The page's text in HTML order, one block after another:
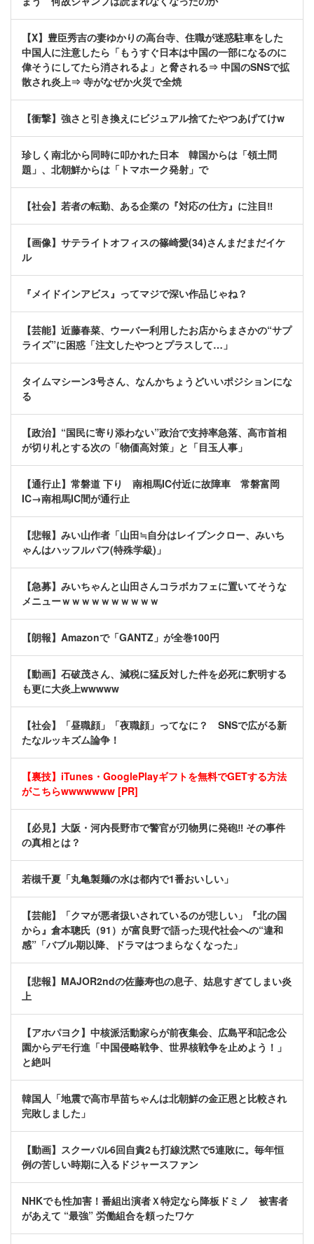
【X】豊臣秀吉の妻ゆかりの高台寺、住職が迷惑駐車をした
中国人に注意したら「もうすぐ日本は中国の一部になるのに
偉そうにしてたら消されるよ」と脅される⇒ 中国のSNSで拡
散され炎上⇒ 寺がなぜか火災で全焼
【衝撃】強さと引き換えにビジュアル捨てたやつあげてけw
珍しく南北から同時に叩かれた日本 韓国からは「領土問
題」、北朝鮮からは「トマホーク発射」で
【社会】若者の転勤、ある企業の『対応の仕方』に注目‼
【画像】サテライトオフィスの篠崎愛(34)さんまだまだイケ
ル
『メイドインアビス』ってマジで深い作品じゃね？
【芸能】近藤春菜、ウーバー利用したお店からまさかの“サプ
ライズ”に困惑「注文したやつとプラスして…」
タイムマシーン3号さん、なんかちょうどいいポジションにな
る
【政治】“国民に寄り添わない”政治で支持率急落、高市首相
が切り札とする次の「物価高対策」と「目玉人事」
【通行止】常磐道 下り 南相馬IC付近に故障車 常磐富岡
IC→南相馬IC間が通行止
【悲報】みい山作者「山田≒自分はレイブンクロー、みいち
ゃんはハッフルパフ(特殊学級)」
【急募】みいちゃんと山田さんコラボカフェに置いてそうな
メニューｗｗｗｗｗｗｗｗｗｗ
【朗報】Amazonで「GANTZ」が全巻100円
【動画】石破茂さん、減税に猛反対した件を必死に釈明する
も更に大炎上wwwww
【社会】「昼職顔」「夜職顔」ってなに？ SNSで広がる新
たなルッキズム論争！
【裏技】iTunes・GooglePlayギフトを無料でGETする方法
がこちらwwwwwww [PR]
【必見】大阪・河内長野市で警官が刃物男に発砲‼ その事件
の真相とは？
若槻千夏「丸亀製麺の水は都内で1番おいしい」
【芸能】「クマが悪者扱いされているのが悲しい」『北の国
から』倉本聰氏（91）が富良野で語った現代社会への“違和
感”「バブル期以降、ドラマはつまらなくなった」
【悲報】MAJOR2ndの佐藤寿也の息子、姑息すぎてしまい炎
上
【アホパヨク】中核派活動家らが前夜集会、広島平和記念公
園からデモ行進「中国侵略戦争、世界核戦争を止めよう！」
と絶叫
韓国人「地震で高市早苗ちゃんは北朝鮮の金正恩と比較され
完敗しました」
【動画】スクーバル6回自責2も打線沈黙で5連敗に。毎年恒
例の苦しい時期に入るドジャースファン
NHKでも性加害！番組出演者Ｘ特定なら降板ドミノ 被害者
があえて “最強” 労働組合を頼ったワケ